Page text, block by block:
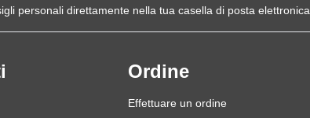
personali direttamente nella tua casella di posta elettronica.
Ordine
Effettuare un ordine